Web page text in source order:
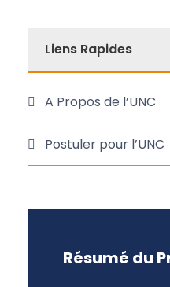
Liens Rapides
A Propos de l’UNC
Postuler pour l’UNC
Résumé du